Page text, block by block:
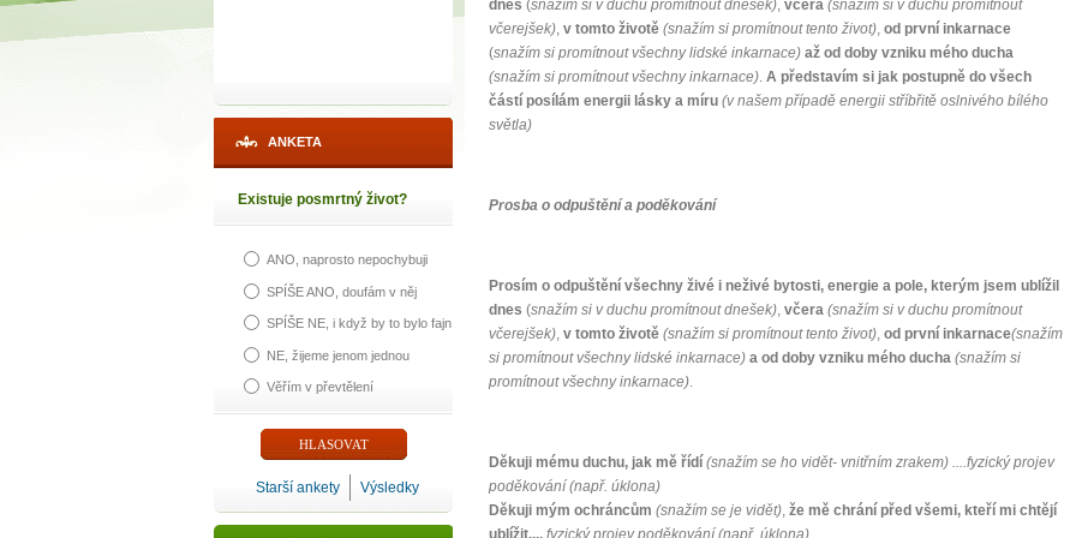
ANKETA
Existuje posmrtný život?
ANO, naprosto nepochybuji
SPÍŠE ANO, doufám v něj
SPÍŠE NE, i když by to bylo fajn
NE, žijeme jenom jednou
Věřím v převtělení
Starší ankety Výsledky
dnes (snažím si v duchu promítnout dnešek), včera (snažím si v duchu promítnout
včerejšek), v tomto životě (snažím si promítnout tento život), od první inkarnace
(snažím si promítnout všechny lidské inkarnace) až od doby vzniku mého ducha
(snažím si promítnout všechny inkarnace). A představím si jak postupně do všech
částí posílám energii lásky a míru (v našem případě energii stříbřitě oslnivého bílého
světla)
Prosba o odpuštění a poděkování
Prosím o odpuštění všechny živé i neživé bytosti, energie a pole, kterým jsem ublížil
dnes (snažím si v duchu promítnout dnešek), včera (snažím si v duchu promítnout
včerejšek), v tomto životě (snažím si promítnout tento život), od první inkarnace(snažím
si promítnout všechny lidské inkarnace) a od doby vzniku mého ducha (snažím si
promítnout všechny inkarnace).
Děkuji mému duchu, jak mě řídí (snažím se ho vidět- vnitřním zrakem) ....fyzický projev
poděkování (např. úklona)
Děkuji mým ochráncům (snažím se je vidět), že mě chrání před všemi, kteří mi chtějí
ublížit.... fyzický projev poděkování (např. úklona).